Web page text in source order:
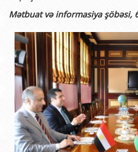
Mətbuat və informasiya şöbəsi,